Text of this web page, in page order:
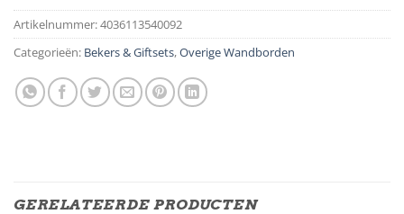
Artikelnummer:4036113540092
Categorieën: Bekers & Giftsets,Overige Wandborden
GERELATEERDE PRODUCTEN